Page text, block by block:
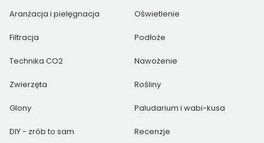
Aranżacja i pielęgnacja Oświetlenie
Filtracja Podłoże
Technika CO2 Nawożenie
Zwierzęta Rośliny
Glony Paludarium i wabi-kusa
DIY - zrób to sam Recenzje